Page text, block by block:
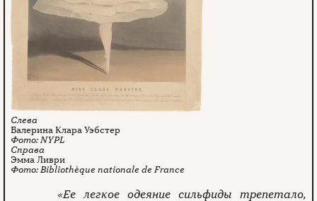
Балерина Клара Уэбстер
NYPL
Эмма Ливри
Bibliothèque nationale de France
«Ее легкое одеяние сильфиды трепетало,